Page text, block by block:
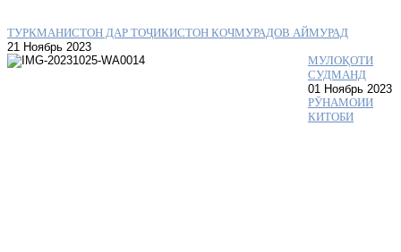
ТУРКМАНИСТОН ДАР ТОҶИКИСТОН КОЧМУРАДОВ АЙМУРАД
21 Ноябрь 2023
МУЛОҚОТИ
СУДМАНД
01 Ноябрь 2023
РӮНАМОИИ
КИТОБИ